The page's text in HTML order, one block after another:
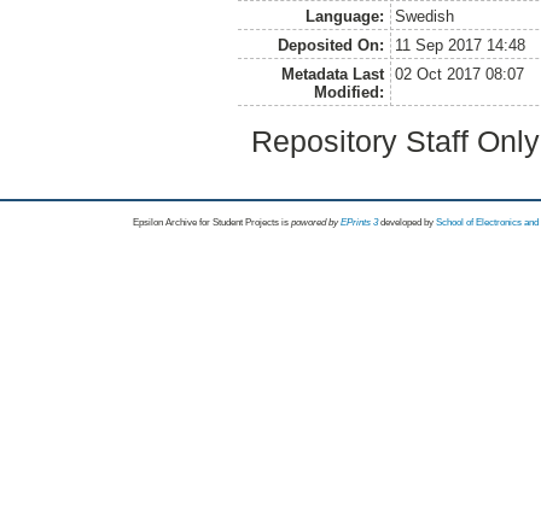
Language:
Swedish
Deposited On:
11 Sep 2017 14:48
Metadata Last
Modified:
02 Oct 2017 08:07
Repository Staff
Epsilon Archive for Student Projects is powored byEPrints 3 developed by School of Electronics